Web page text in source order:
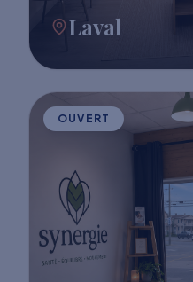
Laval
OUVERT